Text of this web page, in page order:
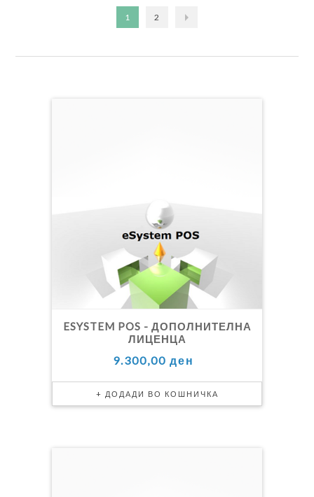
1 2
ESYSTEM POS - ДОПОЛНИТЕЛНА
ЛИЦЕНЦА
9.300,00 ден